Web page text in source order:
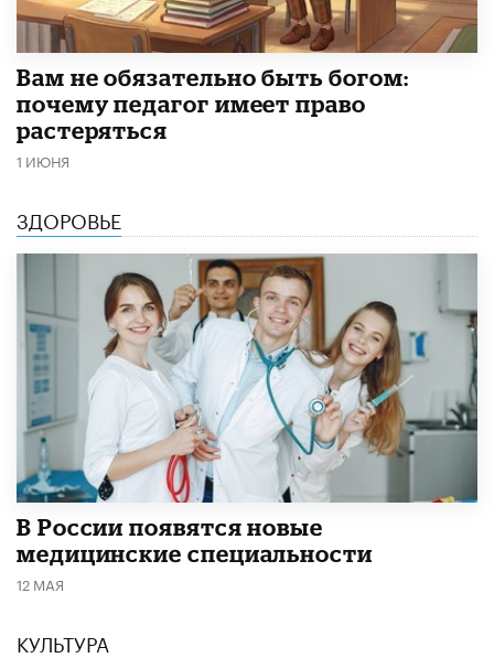
​Вам не обязательно быть богом:
почему педагог имеет право
растеряться
1 ИЮНЯ
ЗДОРОВЬЕ
В России появятся новые
медицинские специальности
12 МАЯ
КУЛЬТУРА